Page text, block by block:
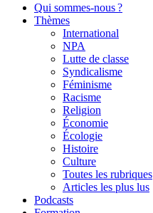
Qui sommes-nous ?
Thèmes
International
NPA
Lutte de classe
Syndicalisme
Féminisme
Racisme
Religion
Économie
Écologie
Histoire
Culture
Toutes les rubriques
Articles les plus lus
Podcasts